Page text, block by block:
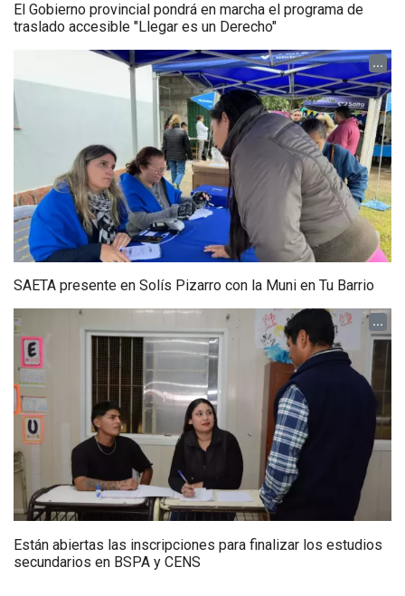
El Gobierno provincial pondrá en marcha el programa de
traslado accesible "Llegar es un Derecho"
...
SAETA presente en Solís Pizarro con la Muni en Tu Barrio
...
Están abiertas las inscripciones para finalizar los estudios
secundarios en BSPA y CENS